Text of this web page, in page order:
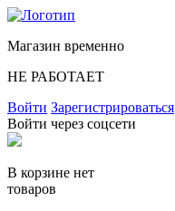
Магазин временно
НЕ РАБОТАЕТ
Войти Зарегистрироваться
Войти через соцсети
В корзине нет
товаров